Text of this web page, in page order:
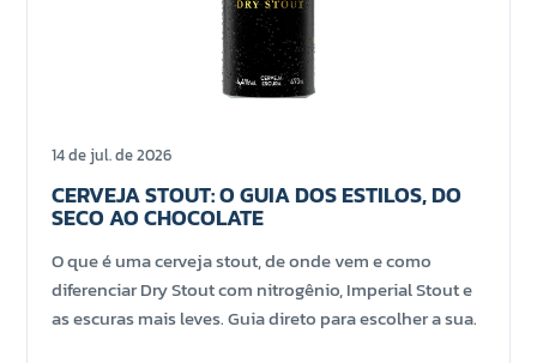
14 de jul. de 2026
CERVEJA STOUT: O GUIA DOS ESTILOS, DO
SECO AO CHOCOLATE
O que é uma cerveja stout, de onde vem e como
diferenciar Dry Stout com nitrogênio, Imperial Stout e
as escuras mais leves. Guia direto para escolher a sua.